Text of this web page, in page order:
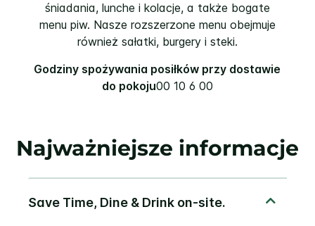
śniadania, lunche i kolacje, a także bogate
menu piw. Nasze rozszerzone menu obejmuje
również sałatki, burgery i steki.
Godziny spożywania posiłków przy dostawie
do pokoju00 10 6 00
Najważniejsze informacje